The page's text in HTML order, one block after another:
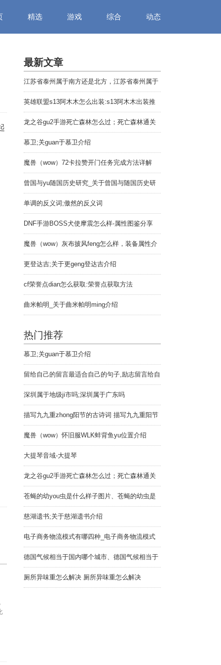
精选 游戏 综合 动态
最新文章
江苏省泰州属于南方还是北方，江苏省泰州属于
英雄联盟s13阿木木怎么出装:s13阿木木出装推
龙之谷gu2手游死亡森林怎么过；死亡森林通关
慕卫;关guan于慕卫介绍
魔兽（wow）72卡拉赞开门任务完成方法详解
曾国与yu随国历史研究_关于曾国与随国历史研
单调的反义词;傲然的反义词
DNF手游BOSS犬使摩震怎么样-属性图鉴分享
魔兽（wow）灰布披风feng怎么样，装备属性介
更登达吉;关于更geng登达吉介绍
cf荣誉点dian怎么获取:荣誉点获取方法
曲米帕明_关于曲米帕明ming介绍
热门推荐
慕卫;关guan于慕卫介绍
留给自己的留言最适合自己的句子,励志留言给自
深圳属于地级ji市吗;深圳属于广东吗
描写九九重zhong阳节的古诗词 描写九九重阳节
魔兽（wow）怀旧服WLK蚌背鱼yu位置介绍
大提琴音域-大提琴
龙之谷gu2手游死亡森林怎么过；死亡森林通关
苍蝇的幼you虫是什么样子图片、苍蝇的幼虫是
慈湖遗书;关于慈湖遗书介绍
电子商务物流模式有哪四种_电子商务物流模式
德国气候相当于国内哪个城市、德国气候相当于
厕所异味重怎么解决 厕所异味重怎么解决